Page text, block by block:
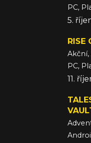
PC,
5.
RISE
Akční,
PC,
11.